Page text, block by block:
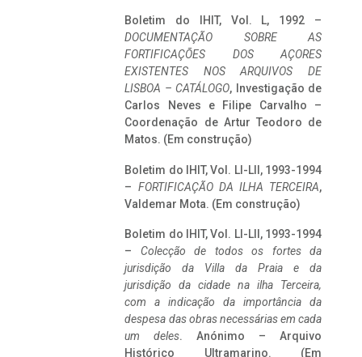
Boletim do IHIT, Vol. L, 1992 –
DOCUMENTAÇÃO SOBRE AS
FORTIFICAÇÕES DOS AÇORES
EXISTENTES NOS ARQUIVOS DE
LISBOA – CATÁLOGO, Investigação de
Carlos Neves e Filipe Carvalho –
Coordenação de Artur Teodoro de
Matos. (Em construção)
Boletim do IHIT, Vol. LI-LII, 1993-1994
– FORTIFICAÇÃO DA ILHA TERCEIRA,
Valdemar Mota. (Em construção)
Boletim do IHIT, Vol. LI-LII, 1993-1994
– Colecção de todos os fortes da
jurisdição da Villa da Praia e da
jurisdição da cidade na ilha Terceira,
com a indicação da importância da
despesa das obras necessárias em cada
um deles. Anónimo – Arquivo
Histórico Ultramarino. (Em